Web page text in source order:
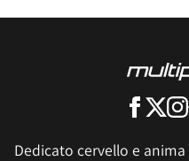
Dedicato cervello e